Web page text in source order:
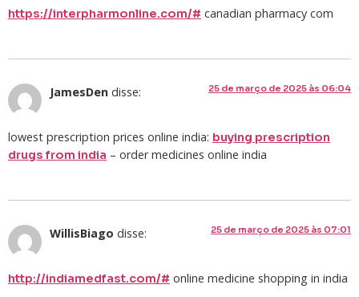
https://interpharmonline.com/# canadian pharmacy com
JamesDen disse: 25 de março de 2025 às 06:04
lowest prescription prices online india: buying prescription
drugs from india – order medicines online india
WillisBiago disse: 25 de março de 2025 às 07:01
http://indiamedfast.com/# online medicine shopping in india